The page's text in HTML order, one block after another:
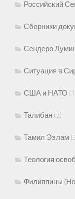
Российский
Сборники
Сендеро
Ситуация в
США и НАТО
Талибан (3)
Тамил Ээлам
Теология
Филиппины